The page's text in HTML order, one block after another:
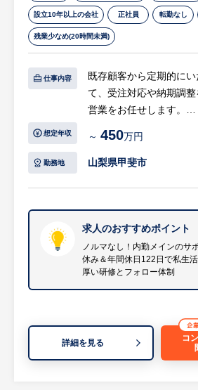
◎転勤なし！手厚い福利
・山梨県韮崎市で腰を据
リアを築くことが出来
・月7,000円（駐車場無
める独身寮や、手厚い
が充実しています。
設立10年以上の会社 正社員 転勤なし
残業少なめ(20時間未満)
仕事内容
既存顧客から定期的に
て、受注対応や納期調
営業をお任せします。
く、お客様と製造現場の
活躍いただきます。
・既存顧客からの注文
受発注システム）
・見積もり作成および社
処理
・生産管理や製造部門へ
す。
※数か月に1回ほど、県
問出張が発生します。
想定年収 ～ 450万円
勤務地 山梨県甲斐市
求人のおすすめポイント
ノルマなし！内勤メインのサ
休み＆年間休日122日で私生
厚い研修とフォロー体制
詳細を見る
コ